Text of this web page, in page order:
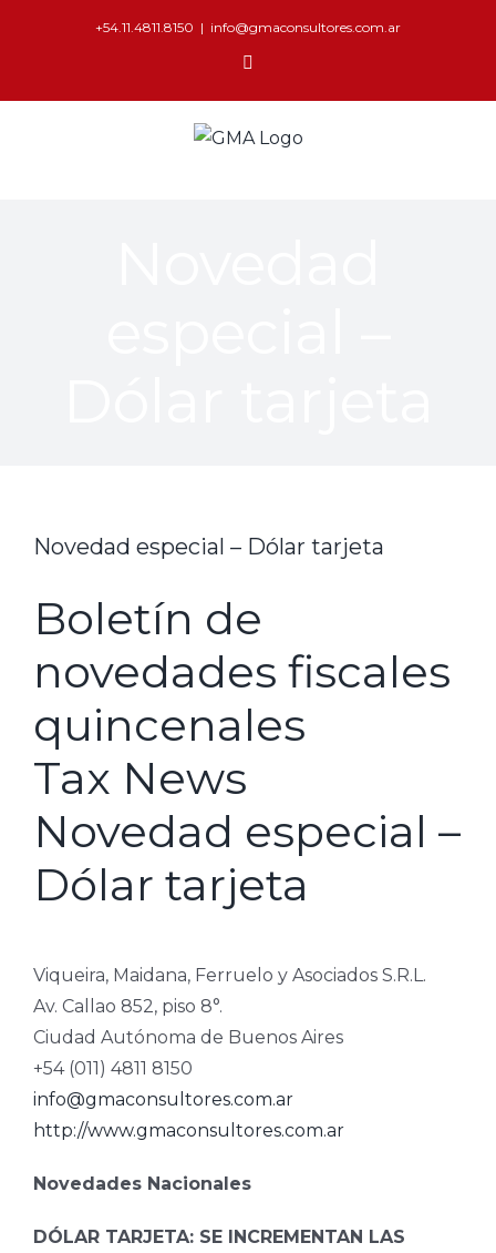
+54.11.4811.8150 | info@gmaconsultores.com.ar
Novedad especial – Dólar tarjeta
Boletín de
novedades fiscales
quincenales
Tax News
Novedad especial –
Dólar tarjeta
Viqueira, Maidana, Ferruelo y Asociados S.R.L.
Av. Callao 852, piso 8°.
Ciudad Autónoma de Buenos Aires
+54 (011) 4811 8150
info@gmaconsultores.com.ar
http://www.gmaconsultores.com.ar
Novedades Nacionales
DÓLAR TARJETA: SE INCREMENTAN LAS